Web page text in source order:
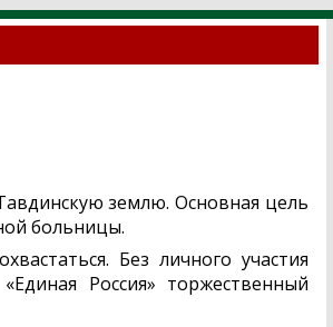
землю. Основная цель
больницы.
Без личного участия
Россия» торжественный